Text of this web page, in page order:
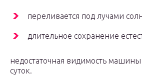
переливается под лучами
длительное сохранение
недостаточная видимость
суток.